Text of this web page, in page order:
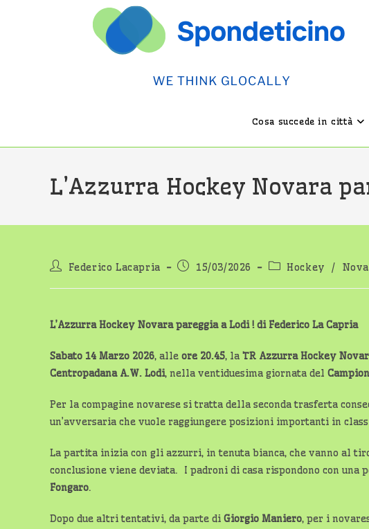
Cosa succede in città
L’Azzurra Hockey Novara
AutoreFederico Lacapria
Articolo
15/03/2026
Categoria
Hockey /
L’Azzurra Hockey Novara pareggia a Lodi ! di Federico La Capria
Sabato 14 Marzo 2026, alle ore 20.45, la TR Azzurra Hockey
Centropadana A.W. Lodi, nella ventiduesima giornata del
Per la compagine novarese si tratta della seconda trasferta
un’avversaria che vuole raggiungere posizioni importanti in
La partita inizia con gli azzurri, in tenuta bianca, che vanno al
conclusione viene deviata. I padroni di casa rispondono con una
Fongaro.
Dopo due altri tentativi, da parte di Giorgio Maniero, per i